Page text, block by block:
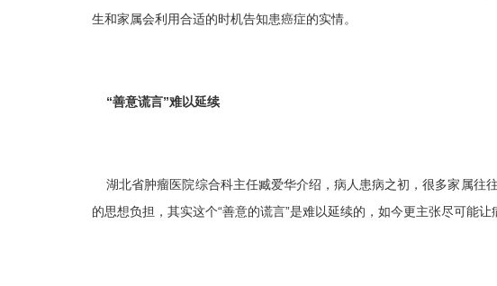
生和家属会利用合适的时机告知患癌症的实情。
“善意谎言”难以延续
湖北省肿瘤医院综合科主任臧爱华介绍，病人患病之初，很多家属往
的思想负担，其实这个“善意的谎言”是难以延续的，如今更主张尽可能让